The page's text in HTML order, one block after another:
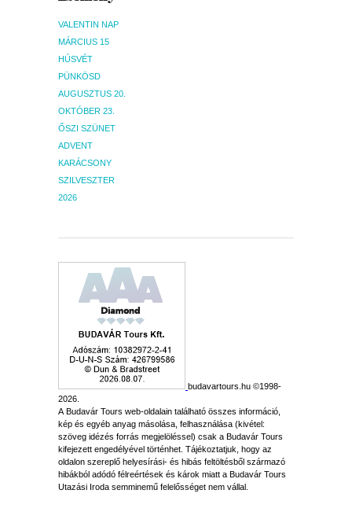
VALENTIN NAP
MÁRCIUS 15
HÚSVÉT
PÜNKÖSD
AUGUSZTUS 20.
OKTÓBER 23.
ŐSZI SZÜNET
ADVENT
KARÁCSONY
SZILVESZTER
2026
budavartours.hu ©1998-
2026.
A Budavár Tours web-oldalain található összes információ,
kép és egyéb anyag másolása, felhasználása (kivétel:
szöveg idézés forrás megjelöléssel) csak a Budavár Tours
kifejezett engedélyével történhet. Tájékoztatjuk, hogy az
oldalon szereplő helyesírási- és hibás feltöltésből származó
hibákból adódó félreértések és károk miatt a Budavár Tours
Utazási Iroda semminemű felelősséget nem vállal.